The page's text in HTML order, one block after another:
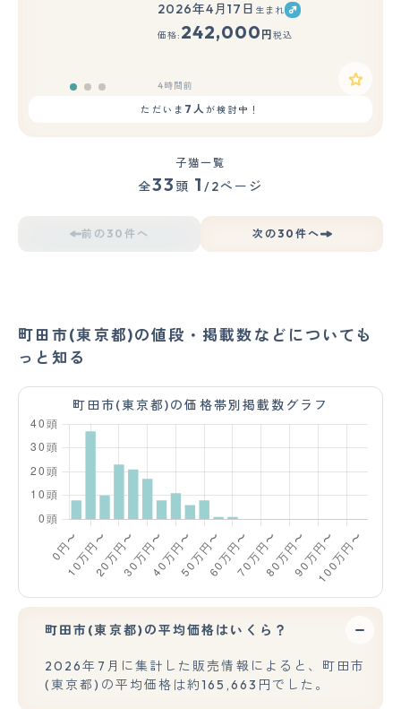
もっと見る
2026年4月17日 生まれ
価格: 242,000 円 税込
4時間前
ただいま 7人が検討中！
子猫一覧
全33 頭 1 /2ページ
前の30件へ 次の30件へ
町田市(東京都)の値段・掲載数などについても
っと知る
町田市(東京都)の価格帯別掲載数グラフ
町田市(東京都)の平均価格はいくら？
2026年7月に集計した販売情報によると、町田市
(東京都)の平均価格は約165,663円でした。